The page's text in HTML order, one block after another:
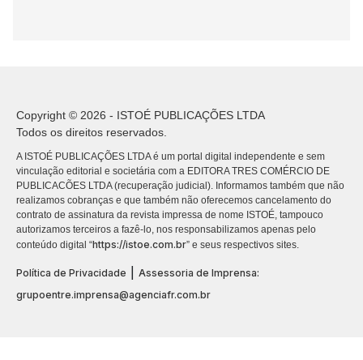
Copyright © 2026 - ISTOÉ PUBLICAÇÕES LTDA
Todos os direitos reservados.
A ISTOÉ PUBLICAÇÕES LTDA é um portal digital independente e sem
vinculação editorial e societária com a EDITORA TRES COMÉRCIO DE
PUBLICACÕES LTDA (recuperação judicial). Informamos também que não
realizamos cobranças e que também não oferecemos cancelamento do
contrato de assinatura da revista impressa de nome ISTOÉ, tampouco
autorizamos terceiros a fazê-lo, nos responsabilizamos apenas pelo
conteúdo digital “https://istoe.com.br” e seus respectivos sites.
Política de Privacidade | Assessoria de Imprensa:
grupoentre.imprensa@agenciafr.com.br